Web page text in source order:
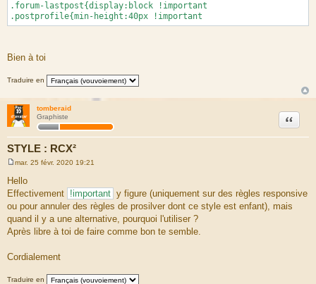
.forum-lastpost{display:block !important
.postprofile{min-height:40px !important
Bien à toi
Traduire en
tomberaid
Graphiste
STYLE : RCX²
Citation
e
s
s
g
e
mar. 25 févr. 2020 19:21
Hello
Effectivement !important y figure (uniquement sur des règles responsive
ou pour annuler des règles de prosilver dont ce style est enfant), mais
quand il y a une alternative, pourquoi l'utiliser ?
Après libre à toi de faire comme bon te semble.
Cordialement
Traduire en